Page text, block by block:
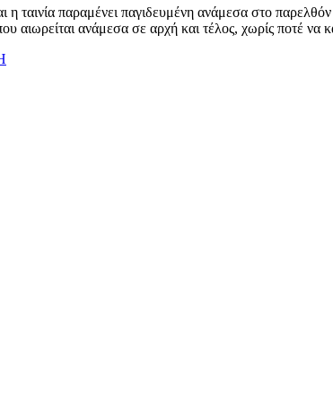
η ταινία παραμένει παγιδευμένη ανάμεσα στο
αιωρείται ανάμεσα σε αρχή και τέλος, χωρίς ποτέ να